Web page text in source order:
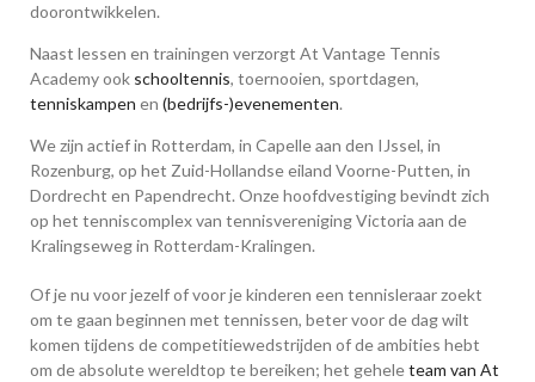
doorontwikkelen.
Naast lessen en trainingen verzorgt At Vantage Tennis
Academy ook schooltennis, toernooien, sportdagen,
tenniskampen en (bedrijfs-)evenementen.
We zijn actief in Rotterdam, in Capelle aan den IJssel, in
Rozenburg, op het Zuid-Hollandse eiland Voorne-Putten, in
Dordrecht en Papendrecht. Onze hoofdvestiging bevindt zich
op het tenniscomplex van tennisvereniging Victoria aan de
Kralingseweg in Rotterdam-Kralingen.
Of je nu voor jezelf of voor je kinderen een tennisleraar zoekt
om te gaan beginnen met tennissen, beter voor de dag wilt
komen tijdens de competitiewedstrijden of de ambities hebt
om de absolute wereldtop te bereiken; het geheleteam van At